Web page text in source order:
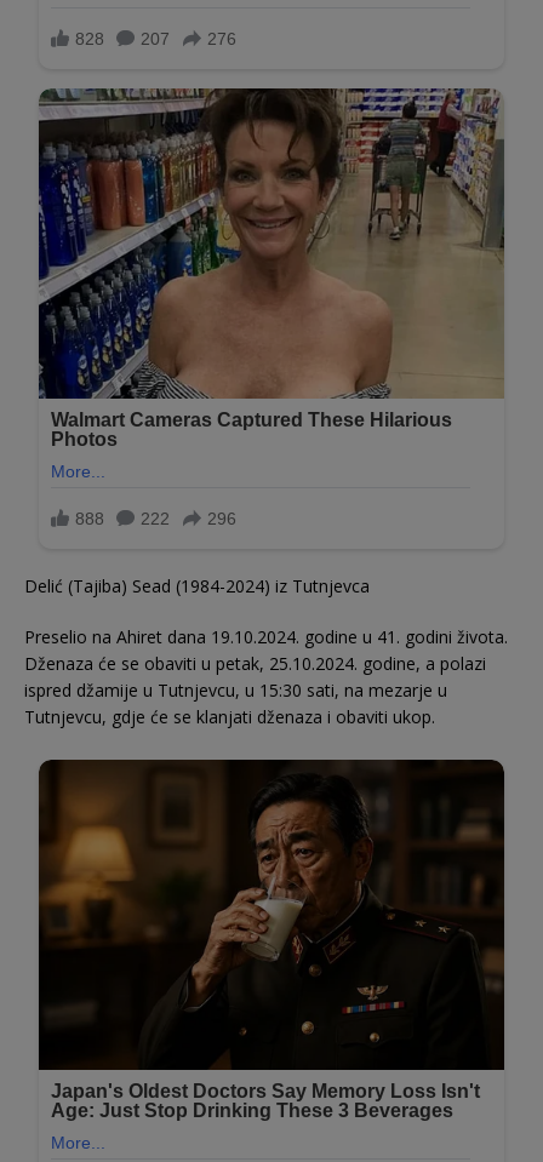
Delić (Tajiba) Sead (1984-2024) iz Tutnjevca
Preselio na Ahiret dana 19.10.2024. godine u 41. godini života.
Dženaza će se obaviti u petak, 25.10.2024. godine, a polazi
ispred džamije u Tutnjevcu, u 15:30 sati, na mezarje u
Tutnjevcu, gdje će se klanjati dženaza i obaviti ukop.